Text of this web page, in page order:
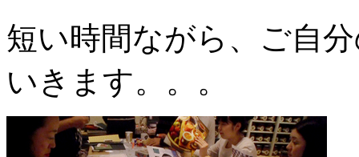
短い時間ながら、ご自
いきます。。。